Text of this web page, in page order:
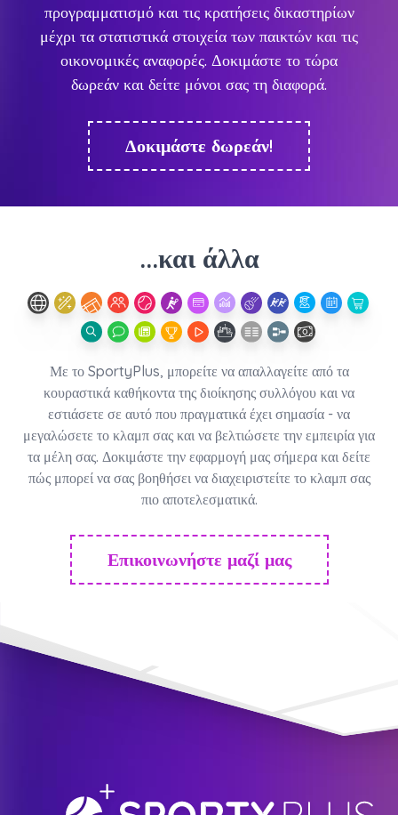
προγραμματισμό και τις κρατήσεις δικαστηρίων
μέχρι τα στατιστικά στοιχεία των παικτών και τις
οικονομικές αναφορές. Δοκιμάστε το τώρα
δωρεάν και δείτε μόνοι σας τη διαφορά.
Δοκιμάστε δωρεάν!
...και άλλα
Με το SportyPlus, μπορείτε να απαλλαγείτε από τα
κουραστικά καθήκοντα της διοίκησης συλλόγου και να
εστιάσετε σε αυτό που πραγματικά έχει σημασία - να
μεγαλώσετε το κλαμπ σας και να βελτιώσετε την εμπειρία για
τα μέλη σας. Δοκιμάστε την εφαρμογή μας σήμερα και δείτε
πώς μπορεί να σας βοηθήσει να διαχειριστείτε το κλαμπ σας
πιο αποτελεσματικά.
Επικοινωνήστε μαζί μας